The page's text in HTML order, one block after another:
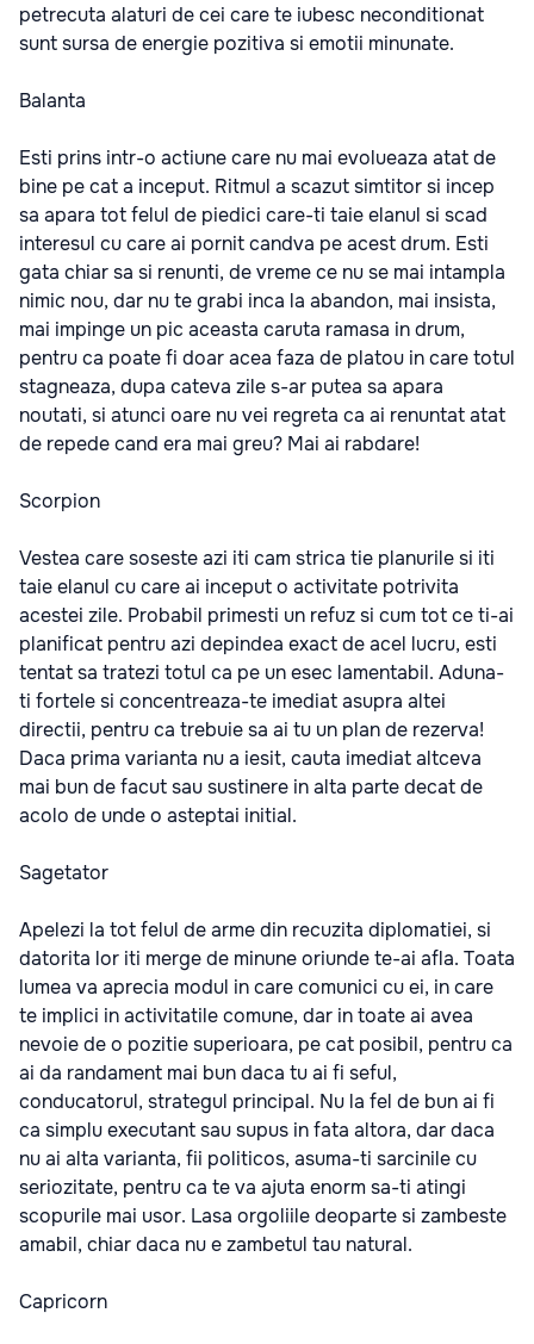
petrecuta alaturi de cei care te iubesc neconditionat
sunt sursa de energie pozitiva si emotii minunate.
Balanta
Esti prins intr-o actiune care nu mai evolueaza atat de
bine pe cat a inceput. Ritmul a scazut simtitor si incep
sa apara tot felul de piedici care-ti taie elanul si scad
interesul cu care ai pornit candva pe acest drum. Esti
gata chiar sa si renunti, de vreme ce nu se mai intampla
nimic nou, dar nu te grabi inca la abandon, mai insista,
mai impinge un pic aceasta caruta ramasa in drum,
pentru ca poate fi doar acea faza de platou in care totul
stagneaza, dupa cateva zile s-ar putea sa apara
noutati, si atunci oare nu vei regreta ca ai renuntat atat
de repede cand era mai greu? Mai ai rabdare!
Scorpion
Vestea care soseste azi iti cam strica tie planurile si iti
taie elanul cu care ai inceput o activitate potrivita
acestei zile. Probabil primesti un refuz si cum tot ce ti-ai
planificat pentru azi depindea exact de acel lucru, esti
tentat sa tratezi totul ca pe un esec lamentabil. Aduna-
ti fortele si concentreaza-te imediat asupra altei
directii, pentru ca trebuie sa ai tu un plan de rezerva!
Daca prima varianta nu a iesit, cauta imediat altceva
mai bun de facut sau sustinere in alta parte decat de
acolo de unde o asteptai initial.
Sagetator
Apelezi la tot felul de arme din recuzita diplomatiei, si
datorita lor iti merge de minune oriunde te-ai afla. Toata
lumea va aprecia modul in care comunici cu ei, in care
te implici in activitatile comune, dar in toate ai avea
nevoie de o pozitie superioara, pe cat posibil, pentru ca
ai da randament mai bun daca tu ai fi seful,
conducatorul, strategul principal. Nu la fel de bun ai fi
ca simplu executant sau supus in fata altora, dar daca
nu ai alta varianta, fii politicos, asuma-ti sarcinile cu
seriozitate, pentru ca te va ajuta enorm sa-ti atingi
scopurile mai usor. Lasa orgoliile deoparte si zambeste
amabil, chiar daca nu e zambetul tau natural.
Capricorn